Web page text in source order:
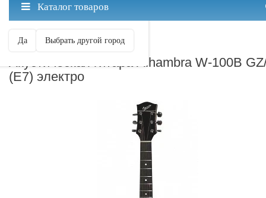
Санкт-Петербург ваш город?
Да Выбрать другой город
Каталог товаров
ЭЛЕКТРОАКУСТИЧЕСКИЕ
Акустическая гитара Alhambra W-100B
(E7) электро